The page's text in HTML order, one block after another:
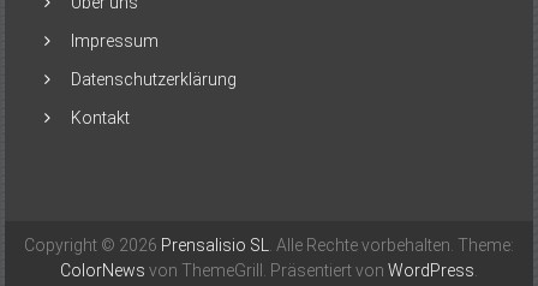
Impressum
Datenschutzerklärung
Kontakt
Copyright © 2026 Prensalisio SL. Alle Rechte vorbehalten. Theme:
ColorNews von ThemeGrill. Präsentiert von WordPress.